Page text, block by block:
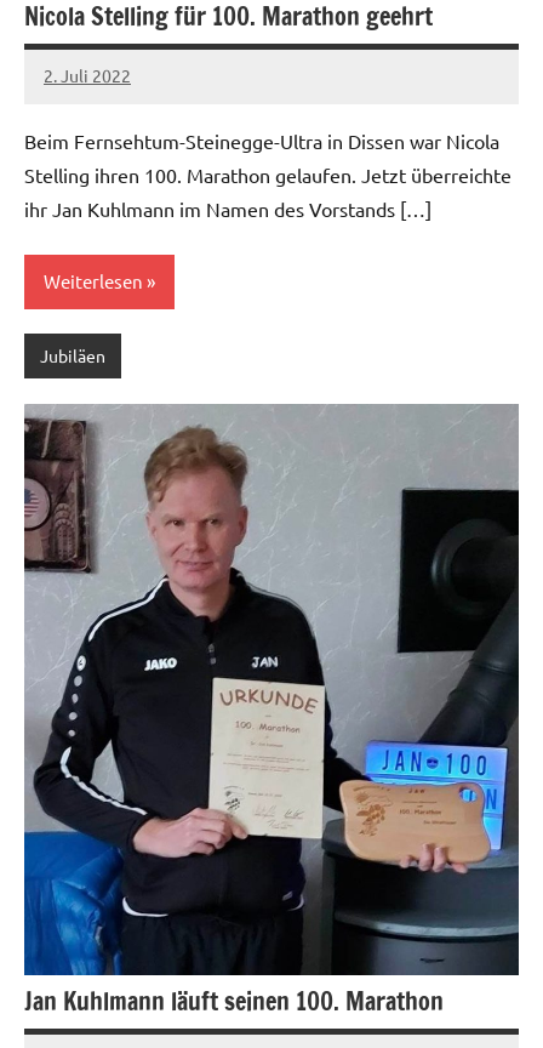
Nicola Stelling für 100. Marathon geehrt
2. Juli 2022
admin
Keine
Beim Fernsehtum-Steinegge-Ultra in Dissen war Nicola
Stelling ihren 100. Marathon gelaufen. Jetzt überreichte
ihr Jan Kuhlmann im Namen des Vorstands […]
Weiterlesen
Jubiläen
Jan Kuhlmann läuft seinen 100. Marathon